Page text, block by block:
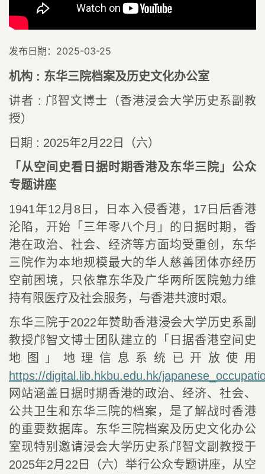
发布日期：2025-03-25
机构 : 东华三院档案及历史文化办公室
讲者 : 邝智文博士（香港浸会大学历史系副教
授）
日期 : 2025年2月 22 日（六）
「从空间史看日据时期香港及东华三院」公众
专题讲座
1941年12月 8 日，日本入侵香港， 17 日后香港
沦陷，开始「三年零八个月」的日据时期，香
港在政治、社会、经济等方面均受重创，东华
三院作为本地规模最大的华人慈善团体亦经历
空前困境，只依靠东华及广华两所医院勉力维
持有限医疗及社会服务，与香港共渡时艰。
东华三院于2022年赞助香港浸会大学历史系副
教授邝智文博士团队建立的「日据香港空间史
地图」地理信息系统已开放使用
https://digital.lib.hkbu.edu.hk/
网站涵盖日据时期香港的政治、经济、社会、
公共卫生和东华三院的档案，是了解战时香港
的重要数据库。东华三院档案及历史文化办公
室现特别邀请浸会大学历史系邝智文副教授于
2025年2月 22 日（六）举行公众专题讲座，从空